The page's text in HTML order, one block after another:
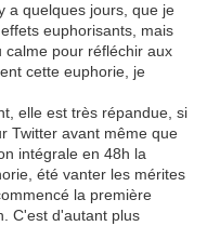
a quelques jours, que je
euphorisants, mais
pour réfléchir aux
cette euphorie, je
elle est très répandue, si
Twitter avant même que
intégrale en 48h la
été vanter les mérites
la première
C'est d'autant plus